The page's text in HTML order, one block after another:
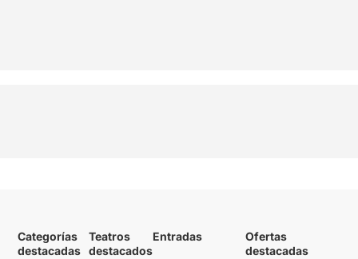
Categorías
destacadas
Teatros
destacados
Entradas
Ofertas
destacadas